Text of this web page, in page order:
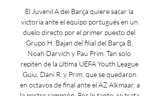
El Juvenil A del Barça quiere sacar la
victoria ante el equipo portugués en un
duelo directo por el primer puesto del
Grupo H. Bajan del filial del Barça B,
Noah Darvich y Pau Prim. Tan solo
repiten de la última UEFA Youth League
Guiu, Dani R. y Prim, que se quedaron
en octavos de final ante el AZ Alkmaar, a